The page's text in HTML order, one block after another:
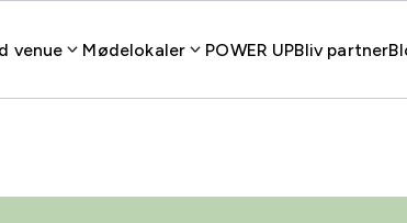
venue Mødelokaler POWER UPBliv partner